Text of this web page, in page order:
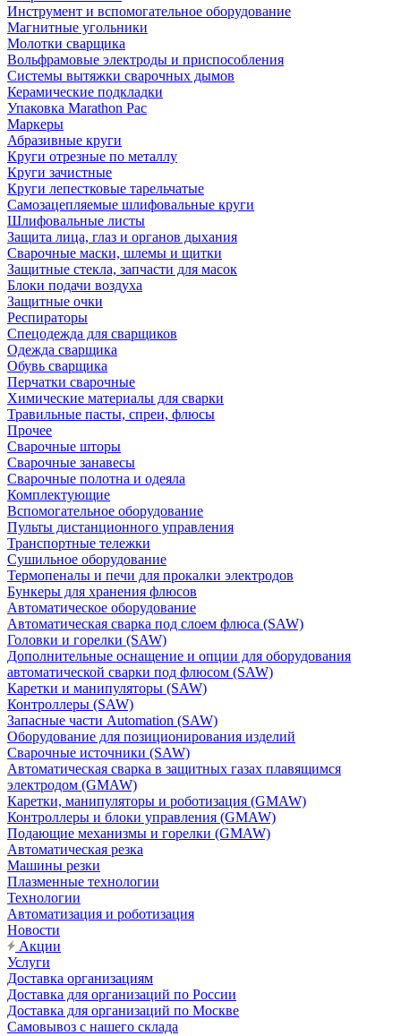
Инструмент и вспомогательное оборудование
Магнитные угольники
Молотки сварщика
Вольфрамовые электроды и приспособления
Системы вытяжки сварочных дымов
Керамические подкладки
Упаковка Marathon Pac
Маркеры
Абразивные круги
Круги отрезные по металлу
Круги зачистные
Круги лепестковые тарельчатые
Самозацепляемые шлифовальные круги
Шлифовальные листы
Защита лица, глаз и органов дыхания
Сварочные маски, шлемы и щитки
Защитные стекла, запчасти для масок
Блоки подачи воздуха
Защитные очки
Респираторы
Спецодежда для сварщиков
Одежда сварщика
Обувь сварщика
Перчатки сварочные
Химические материалы для сварки
Травильные пасты, спреи, флюсы
Прочее
Сварочные шторы
Сварочные занавесы
Сварочные полотна и одеяла
Комплектующие
Вспомогательное оборудование
Пульты дистанционного управления
Транспортные тележки
Сушильное оборудование
Термопеналы и печи для прокалки электродов
Бункеры для хранения флюсов
Автоматическое оборудование
Автоматическая сварка под слоем флюса (SAW)
Головки и горелки (SAW)
Дополнительные оснащение и опции для оборудования
автоматической сварки под флюсом (SAW)
Каретки и манипуляторы (SAW)
Контроллеры (SAW)
Запасные части Automation (SAW)
Оборудование для позиционирования изделий
Сварочные источники (SAW)
Автоматическая сварка в защитных газах плавящимся
электродом (GMAW)
Каретки, манипуляторы и роботизация (GMAW)
Контроллеры и блоки управления (GMAW)
Подающие механизмы и горелки (GMAW)
Автоматическая резка
Машины резки
Плазменные технологии
Технологии
Автоматизация и роботизация
Новости
Акции
Услуги
Доставка организациям
Доставка для организаций по России
Доставка для организаций по Москве
Самовывоз с нашего склада